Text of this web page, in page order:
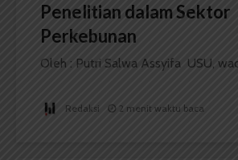
Penelitian dalam Sektor
Perkebunan
Oleh : Putri Salwa Assyifa USU,
Redaksi 2 menit waktu baca